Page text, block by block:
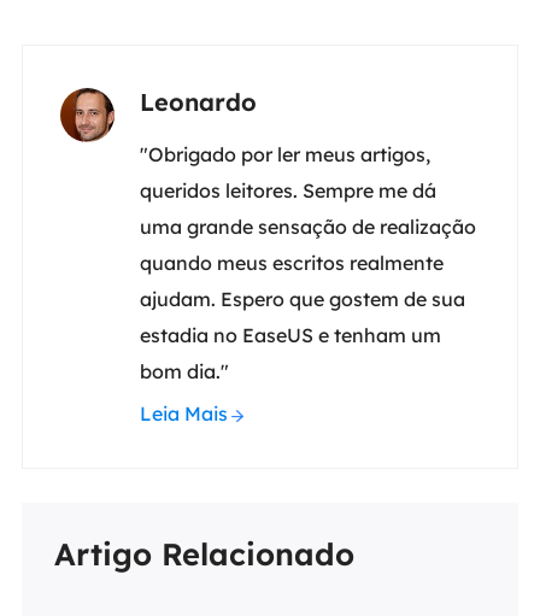
Leonardo
"Obrigado por ler meus artigos,
queridos leitores. Sempre me dá
uma grande sensação de realização
quando meus escritos realmente
ajudam. Espero que gostem de sua
estadia no EaseUS e tenham um
bom dia."
Leia Mais
Artigo Relacionado